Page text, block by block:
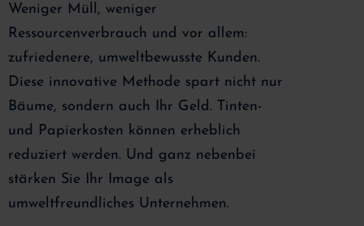
Weniger Müll, weniger
Ressourcenverbrauch und vor allem:
zufriedenere, umweltbewusste Kunden.
Diese innovative Methode spart nicht nur
Bäume, sondern auch Ihr Geld. Tinten-
und Papierkosten können erheblich
reduziert werden. Und ganz nebenbei
stärken Sie Ihr Image als
umweltfreundliches Unternehmen.